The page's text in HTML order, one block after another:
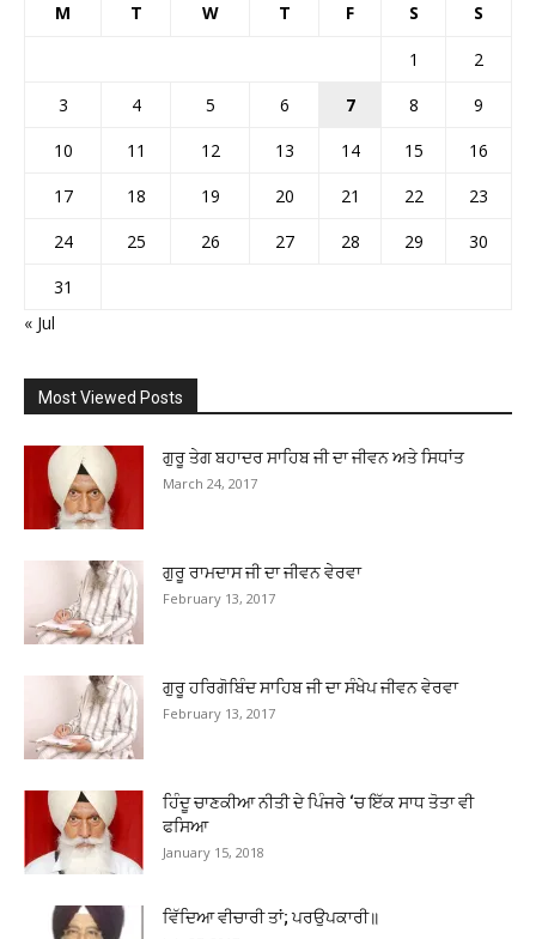
M T W T F S S
1
2
3
4 5 6 7 8
9
10
11 12 13 14 15
16
17
18 19 20 21 22
23
24
25 26 27 28 29
30
31
« Jul
Most Viewed Posts
ਗੁਰੂ ਤੇਗ ਬਹਾਦਰ ਸਾਹਿਬ ਜੀ ਦਾ ਜੀਵਨ ਅਤੇ ਸਿਧਾਂਤ
March 24, 2017
ਗੁਰੂ ਰਾਮਦਾਸ ਜੀ ਦਾ ਜੀਵਨ ਵੇਰਵਾ
February 13, 2017
ਗੁਰੂ ਹਰਿਗੋਬਿੰਦ ਸਾਹਿਬ ਜੀ ਦਾ ਸੰਖੇਪ ਜੀਵਨ ਵੇਰਵਾ
February 13, 2017
ਹਿੰਦੂ ਚਾਣਕੀਆ ਨੀਤੀ ਦੇ ਪਿੰਜਰੇ ‘ਚ ਇੱਕ ਸਾਧ ਤੋਤਾ ਵੀ
ਫਸਿਆ
January 15, 2018
ਵਿੱਦਿਆ ਵੀਚਾਰੀ ਤਾਂ; ਪਰਉਪਕਾਰੀ॥